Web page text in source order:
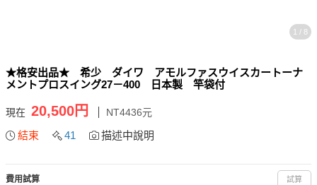
1 / 8
★格安出品★ 希少 ダイワ アモルファスウイスカートーナ
メントプロスイング27－400 日本製 竿袋付
現在 20,500円 NT4436元
結束 41 描述中說明
費用試算 試算